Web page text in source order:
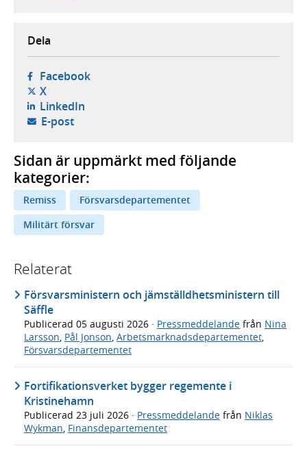
Dela
Facebook- öppnas i ny flik, extern webbplats,
X- öppnas i ny flik, extern webbplats,
LinkedIn- öppnas i ny flik, extern webbplats,
E-post- öppnar din e-postklient,
Sidan är uppmärkt med följande
kategorier:
Remiss
Försvarsdepartementet
Militärt försvar
Relaterat
Försvarsministern och jämställdhetsministern till
Säffle
Publicerad 05 augusti 2026 · Pressmeddelande från Nina
Larsson, Pål Jonson, Arbetsmarknadsdepartementet,
Försvarsdepartementet
Fortifikationsverket bygger regemente i
Kristinehamn
Publicerad 23 juli 2026 · Pressmeddelande från Niklas
Wykman Finansdepartementet